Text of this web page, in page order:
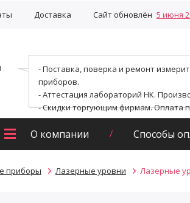
Доставка Сайт обновлён 5 июня
- Поставка, поверка и ремонт
приборов.
- Аттестация лабораторий НК.
- Скидки торгующим фирмам. Оплата
О компании Способы
приборы Лазерные уровни Лазерные